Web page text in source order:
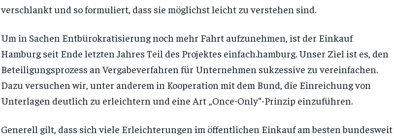
verschlankt und so formuliert, dass sie möglichst leicht zu verstehen sind.
Um in Sachen Entbürokratisierung noch mehr Fahrt aufzunehmen, ist der Einkauf
Hamburg seit Ende letzten Jahres Teil des Projektes einfach.hamburg. Unser Ziel ist es, den
Beteiligungsprozess an Vergabeverfahren für Unternehmen sukzessive zu vereinfachen.
Dazu versuchen wir, unter anderem in Kooperation mit dem Bund, die Einreichung von
Unterlagen deutlich zu erleichtern und eine Art „Once-Only“-Prinzip einzuführen.
Generell gilt, dass sich viele Erleichterungen im öffentlichen Einkauf am besten bundesweit